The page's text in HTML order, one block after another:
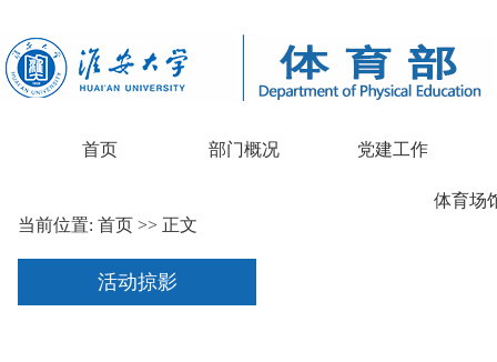
首页 部门概况 党建工作
体育场
当前位置: 首页 >> 正文
活动掠影